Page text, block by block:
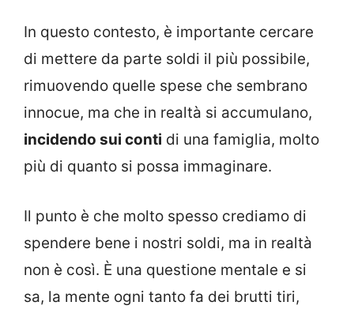
In questo contesto, è importante cercare
di mettere da parte soldi il più possibile,
rimuovendo quelle spese che sembrano
innocue, ma che in realtà si accumulano,
incidendo sui conti di una famiglia, molto
più di quanto si possa immaginare.
Il punto è che molto spesso crediamo di
spendere bene i nostri soldi, ma in realtà
non è così. È una questione mentale e si
sa, la mente ogni tanto fa dei brutti tiri,